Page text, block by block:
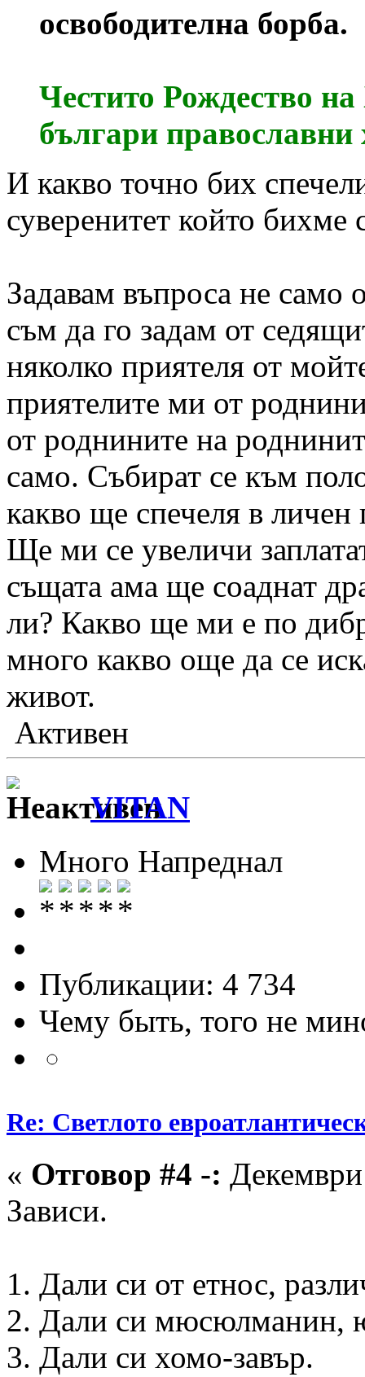
освободителна борба.
Честито Рождество
българи православни
И какво точно бих
суверенитет който бихме
Задавам въпроса не
съм да го задам от
няколко приятеля от
приятелите ми от
от роднините на
само. Събират се към
какво ще спечеля в личен
Ще ми се увеличи
същата ама ще соаднат
ли? Какво ще ми е по
много какво още да се
живот.
Активен
VITAN
Много Напреднал
Публикации: 4 734
Чему быть, того не
Re: Светлото
« Отговор #4 -:
Зависи.
1. Дали си от етнос,
2. Дали си мюсюлманин,
3. Дали си хомо-завър.